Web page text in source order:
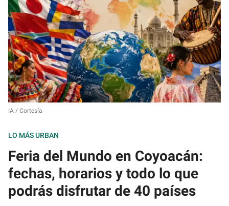
IA / Cortesía
LO MÁS URBAN
Feria del Mundo en Coyoacán:
fechas, horarios y todo lo que
podrás disfrutar de 40 países